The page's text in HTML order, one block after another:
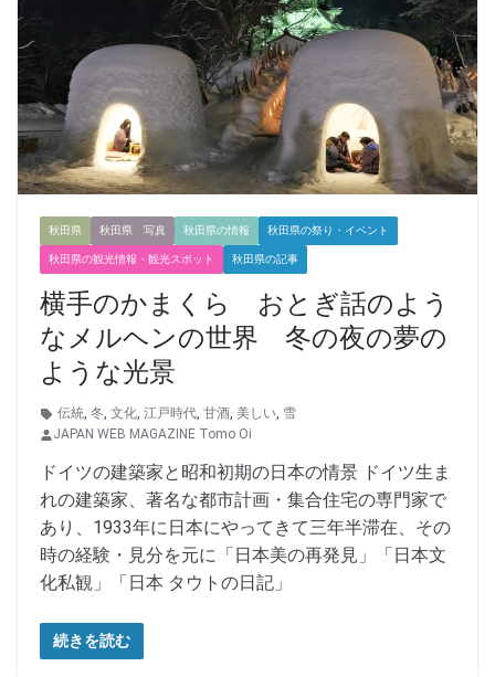
秋田県 秋田県 写真 秋田県の情報 秋田県の祭り・イベント
秋田県の観光情報・観光スポット 秋田県の記事
横手のかまくら おとぎ話のよう
なメルヘンの世界 冬の夜の夢の
ような光景
伝統, 冬, 文化, 江戸時代, 甘酒, 美しい, 雪
JAPAN WEB MAGAZINE Tomo Oi
ドイツの建築家と昭和初期の日本の情景 ドイツ生ま
れの建築家、著名な都市計画・集合住宅の専門家で
あり、1933年に日本にやってきて三年半滞在、その
時の経験・見分を元に「日本美の再発見」「日本文
化私観」「日本 タウトの日記」
続きを読む